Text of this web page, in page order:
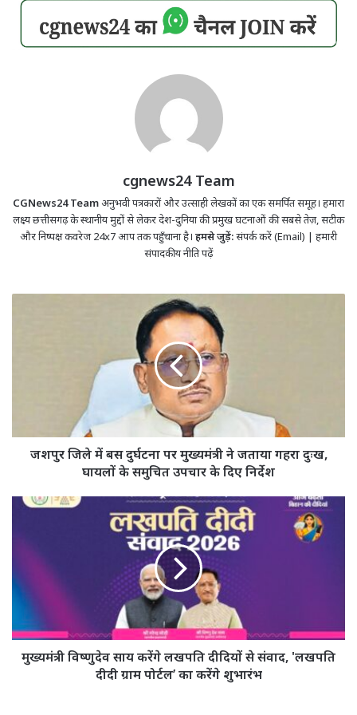
cgnews24 Team
CGNews24 Teamअनुभवी पत्रकारों और उत्साही लेखकों का एक समर्पित समूह। हमारा
लक्ष्य छत्तीसगढ़ के स्थानीय मुद्दों से लेकर देश-दुनिया की प्रमुख घटनाओं की सबसे तेज़, सटीक
और निष्पक्ष कवरेज 24x7 आप तक पहुँचाना है। हमसे जुड़ें:संपर्क करें (Email) | हमारी
संपादकीय नीति पढ़ें
जताया
निर्देश
जशपुर जिले में बस दुर्घटना पर मुख्यमंत्री ने जताया गहरा दुःख,
घायलों के समुचित उपचार के दिए निर्देश
मुख्यमंत्री
दीदियों
संवाद, 'लखपति
दीदी
ग्राममुख्यमंत्री विष्णुदेव साय करेंगे लखपति दीदियों से संवाद, 'लखपति
दीदी ग्राम पोर्टल’ का करेंगे शुभारंभ